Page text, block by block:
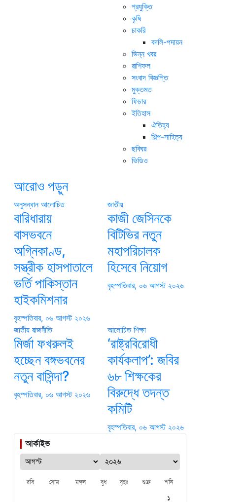
প্রযুক্তি
কৃষি
চাকরি
বদলি-পদায়ন
ভিন্ন খবর
রাশিফল
সংবাদ বিজ্ঞপ্তি
মুক্তমত
ফিচার
ইতিহাস
ঐতিহ্য
শিল্প-সাহিত্য
ছবিঘর
ভিডিও
আরোও পড়ুন
অনুসন্ধান আলোচিত
বারিধারায়
বাসভবনে
অগ্নিকাণ্ড,
সস্ত্রীক হাসপাতালে
ভর্তি পাকিস্তান
হাইকমিশনার
বৃহস্পতিবার, ০৬ আগস্ট ২০২৬
জাতীয়
কাজী জেসিনকে
বিটিভির নতুন
মহাপরিচালক
হিসেবে নিয়োগ
বৃহস্পতিবার, ০৬ আগস্ট ২০২৬
জাতীয় রাজনীতি
মির্জা ফখরুলই
হচ্ছেন বঙ্গভবনের
নতুন বাসিন্দা?
বৃহস্পতিবার, ০৬ আগস্ট ২০২৬
আলোচিত শিক্ষা
‘রাষ্ট্রবিরোধী
কার্যকলাপ’: জবির
৬৮ শিক্ষকের
বিরুদ্ধে তদন্ত
কমিটি
বৃহস্পতিবার, ০৬ আগস্ট ২০২৬
আর্কাইভ
রবি সোম মঙ্গল বুধ বৃহঃ শুক্র শনি
১